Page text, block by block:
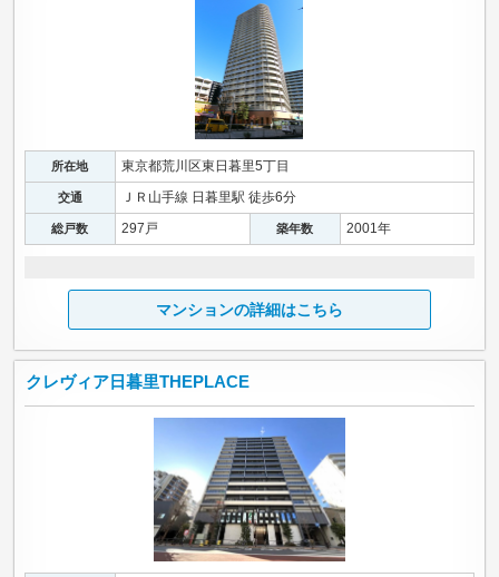
所在地 東京都荒川区東日暮里5丁目
交通 ＪＲ山手線 日暮里駅 徒歩6分
総戸数 297戸 築年数 2001年
マンションの詳細はこちら
クレヴィア日暮里THEPLACE